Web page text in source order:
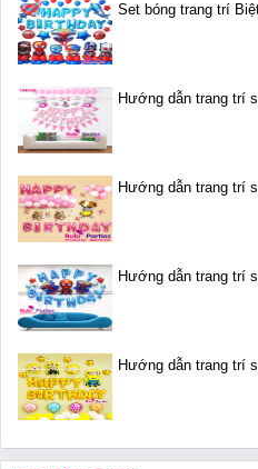
Set bóng trang trí
Hướng dẫn trang trí
Hướng dẫn trang trí
Hướng dẫn trang trí
Hướng dẫn trang trí